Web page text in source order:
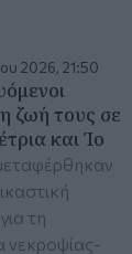
2026, 21:50
ζωή τους σε
και Ίο
τη
νεκροψίας-